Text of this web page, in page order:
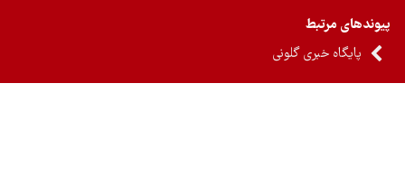
مرتبط
پایگاه خبری گلونی